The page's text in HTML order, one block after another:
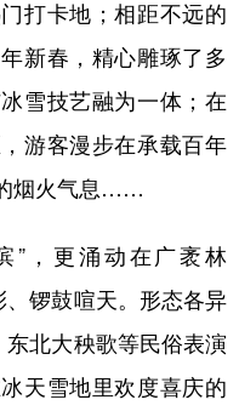
打卡地；相距不远的
新春，精心雕琢了多
雪技艺融为一体；在
游客漫步在承载百年
烟火气息……
，更涌动在广袤林
、锣鼓喧天。形态各异
东北大秧歌等民俗表演
天雪地里欢度喜庆的